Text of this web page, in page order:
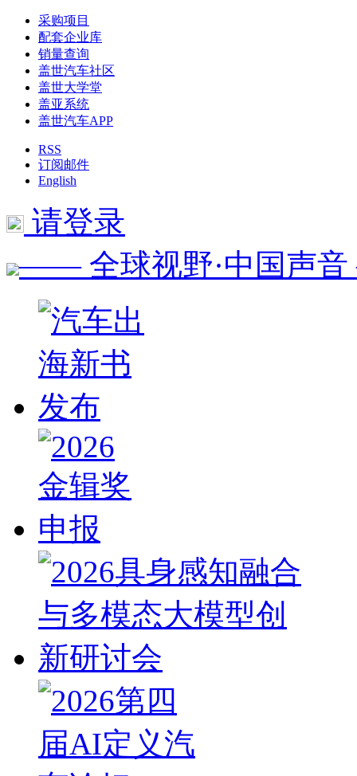
采购项目
配套企业库
销量查询
盖世汽车社区
盖世大学堂
盖亚系统
盖世汽车APP
RSS
订阅邮件
English
请登录
—— 全球视野·中国声